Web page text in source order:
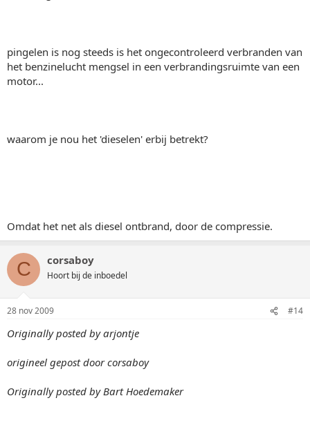
pingelen is nog steeds is het ongecontroleerd verbranden van
het benzinelucht mengsel in een verbrandingsruimte van een
motor...
waarom je nou het 'dieselen' erbij betrekt?
Omdat het net als diesel ontbrand, door de compressie.
C corsaboy
Hoort bij de inboedel
28 nov 2009 #14
Originally posted by arjontje
origineel gepost door corsaboy
Originally posted by Bart Hoedemaker